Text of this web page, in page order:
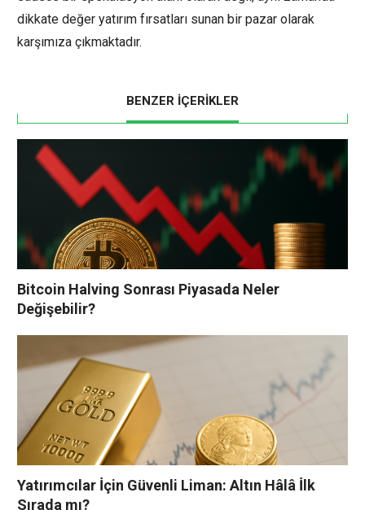
dikkate değer yatırım fırsatları sunan bir pazar olarak
karşımıza çıkmaktadır.
BENZER İÇERİKLER
Bitcoin Halving Sonrası Piyasada Neler
Değişebilir?
Yatırımcılar İçin Güvenli Liman: Altın Hâlâ İlk
Sırada mı?